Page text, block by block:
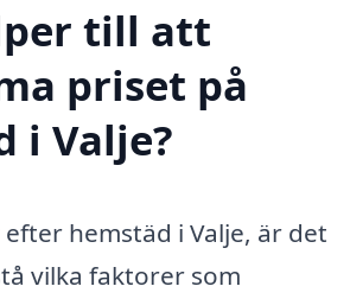
till att
priset på
i Valje?
hemstäd i Valje, är det
vilka faktorer som